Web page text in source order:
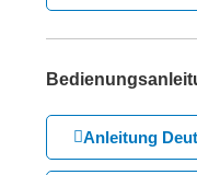
Anleitung